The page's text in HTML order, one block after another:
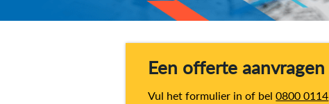
Een offerte aanvragen
Vul het formulier in of bel0800 0114